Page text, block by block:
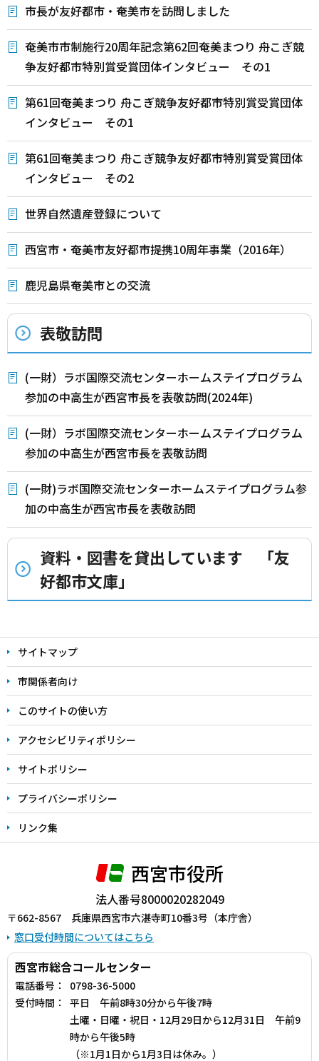
市長が友好都市・奄美市を訪問しました
奄美市市制施行20周年記念第62回奄美まつり 舟こぎ競
争友好都市特別賞受賞団体インタビュー その1
第61回奄美まつり 舟こぎ競争友好都市特別賞受賞団体
インタビュー その1
第61回奄美まつり 舟こぎ競争友好都市特別賞受賞団体
インタビュー その2
世界自然遺産登録について
西宮市・奄美市友好都市提携10周年事業（2016年）
鹿児島県奄美市との交流
表敬訪問
(一財）ラボ国際交流センターホームステイプログラム
参加の中高生が西宮市長を表敬訪問(2024年)
(一財）ラボ国際交流センターホームステイプログラム
参加の中高生が西宮市長を表敬訪問
(一財)ラボ国際交流センターホームステイプログラム参
加の中高生が西宮市長を表敬訪問
資料・図書を貸出しています 「友
好都市文庫」
文
こ
こ
ま
で
サイトマップ
市関係者向け
このサイトの使い方
アクセシビリティポリシー
サイトポリシー
プライバシーポリシー
リンク集
西宮市役所
法人番号8000020282049
〒662-8567 兵庫県西宮市六湛寺町10番3号（本庁舎）
窓口受付時間についてはこちら
西宮市総合コールセンター
電話番号：
0798-36-5000
受付時間：
平日 午前8時30分から午後7時
土曜・日曜・祝日・12月29日から12月31日 午前9
時から午後5時
（※1月1日から1月3日は休み。）